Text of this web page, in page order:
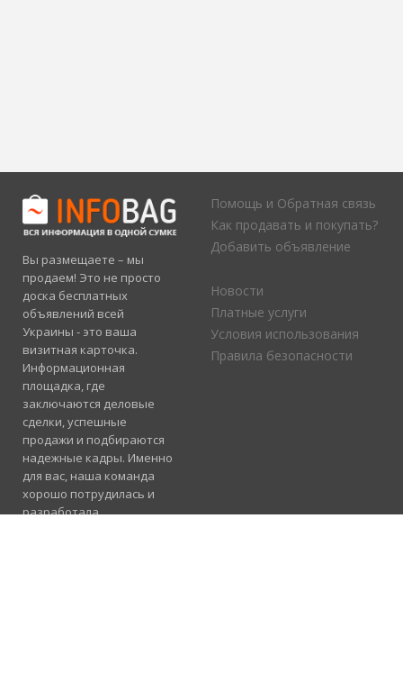
Вы размещаете – мы
продаем! Это не просто
доска бесплатных
объявлений всей
Украины - это ваша
визитная карточка.
Информационная
площадка, где
заключаются деловые
сделки, успешные
продажи и подбираются
надежные кадры. Именно
для вас, наша команда
хорошо потрудилась и
разработала
Помощь и Обратная связь
Как продавать и покупать?
Добавить объявление
Новости
Платные услуги
Условия использования
Правила безопасности